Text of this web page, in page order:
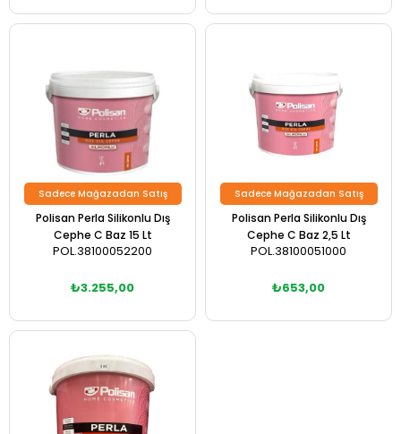
Polisan Perla Silikonlu Dış
Cephe C Baz 15 Lt
POL.38100052200
₺3.255,00
Sadece Mağazadan Satış
Polisan Perla Silikonlu Dış
Cephe C Baz 2,5 Lt
POL.38100051000
₺653,00
Sadece Mağazadan Satış